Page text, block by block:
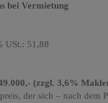
bei Vermietung
USt.: 51,88
(zzgl. 3,6%
der sich – nach